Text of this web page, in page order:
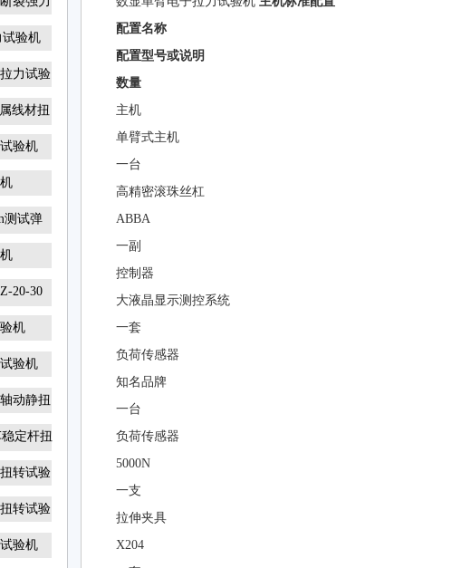
试验机
力试验
线材扭
验机
测试弹
20-30
机
验机
动静扭
定杆扭
转试验
转试验
验机
配置名称
配置型号或说明
数量
主机
单臂式主机
一台
高精密滚珠丝杠
ABBA
一副
控制器
大液晶显示测控系统
一套
负荷传感器
知名品牌
一台
负荷传感器
5000N
一支
拉伸夹具
X204